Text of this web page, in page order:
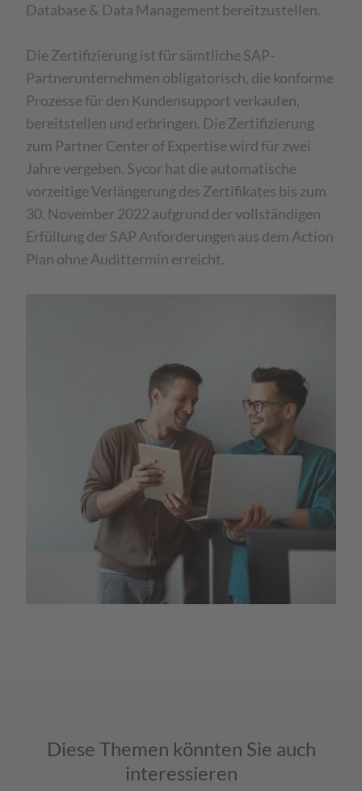
Database & Data Management bereitzustellen.
Die Zertifizierung ist für sämtliche SAP-
Partnerunternehmen obligatorisch, die konforme
Prozesse für den Kundensupport verkaufen,
bereitstellen und erbringen. Die Zertifizierung
zum Partner Center of Expertise wird für zwei
Jahre vergeben. Sycor hat die automatische
vorzeitige Verlängerung des Zertifikates bis zum
30. November 2022 aufgrund der vollständigen
Erfüllung der SAP Anforderungen aus dem Action
Plan ohne Audittermin erreicht.
Diese Themen könnten Sie auch
interessieren